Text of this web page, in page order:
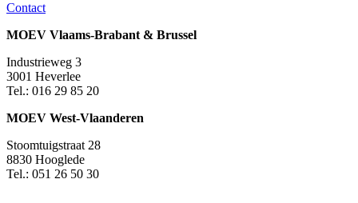
Contact
MOEV Vlaams-Brabant & Brussel
Industrieweg 3
3001 Heverlee
Tel.: 016 29 85 20
MOEV West-Vlaanderen
Stoomtuigstraat 28
8830 Hooglede
Tel.: 051 26 50 30